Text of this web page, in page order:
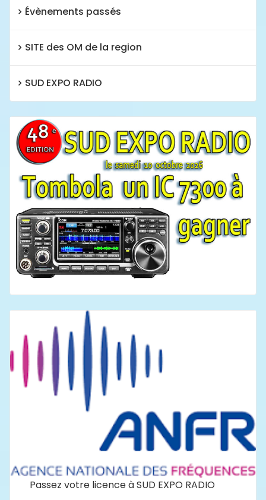
Évènements passés
SITE des OM de la region
SUD EXPO RADIO
Passez votre licence à SUD EXPO RADIO